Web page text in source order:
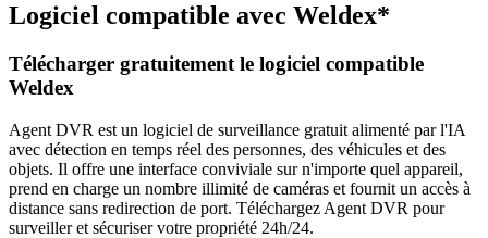
Logiciel compatible avec Weldex*
Télécharger gratuitement le logiciel compatible
Weldex
Agent DVR est un logiciel de surveillance gratuit alimenté par l'IA
avec détection en temps réel des personnes, des véhicules et des
objets. Il offre une interface conviviale sur n'importe quel appareil,
prend en charge un nombre illimité de caméras et fournit un accès à
distance sans redirection de port. Téléchargez Agent DVR pour
surveiller et sécuriser votre propriété 24h/24.